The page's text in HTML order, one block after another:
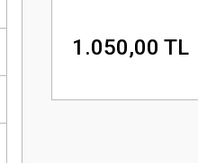
1.050,00 TL